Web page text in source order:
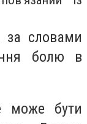
за словами
болю в
може бути